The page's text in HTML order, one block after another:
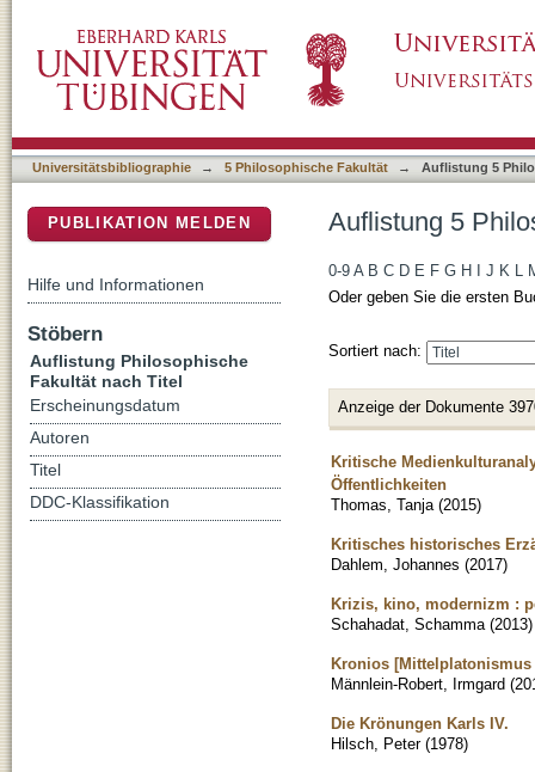
Universitätsbibliographie → 5 Philosophische Fakultät → Auflistung 5
Auflistung 5
0-9 A B C D E F G H J K L
Oder geben Sie die ersten
Sortiert nach:
Anzeige der Dokumente
Kritische
Öffentlichkeiten
Thomas, Tanja (2015)
Kritisches historisches
Dahlem, Johannes (2017)
Krizis, kino, modernizm :
Schahadat, Schamma (2013)
Kronios [Mittelplatonismus
Männlein-Robert, Irmgard (
Die Krönungen Karls IV.
Hilsch, Peter (1978)
PUBLIKATION MELDEN
Hilfe und Informationen
Stöbern
Auflistung Philosophische
Fakultät nach Titel
Erscheinungsdatum
Autoren
Titel
DDC-Klassifikation